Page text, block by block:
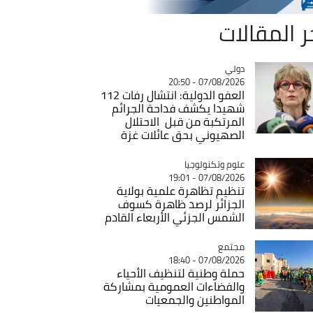
المقالات
Catégorie
دولي
07/08/2026 - 20:50
العفو الدولية: انتشال رفات 112
شهيدا يكشف فداحة الجرائم
المرتكبة من قبل الاحتلال
الصهيوني بحق عائلات غزة
Catégorie
علوم وتكنولوجيا
07/08/2026 - 19:01
تنظيم تظاهرة علمية بولاية
الجزائر لرصد ظاهرة كسوف
الشمس الجزئي الأربعاء القادم
Catégorie
مجتمع
07/08/2026 - 18:40
حملة وطنية لتنظيف الأحياء
والفضاءات العمومية بمشاركة
المواطنين والجمعيات